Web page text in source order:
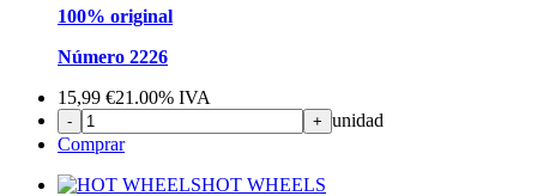
100% original
Número 2226
15,99 €21.00% IVA
- + unidad
Comprar
HOT WHEELS